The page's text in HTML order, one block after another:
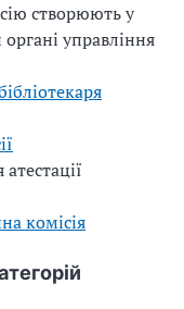
створюють у
управління
атестації
комісія